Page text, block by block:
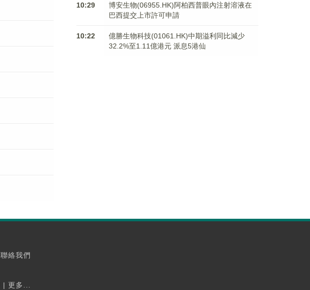
10:29
博安生物(06955.HK)阿柏西普眼內注射溶液在
巴西提交上市許可申請
10:22
億勝生物科技(01061.HK)中期溢利同比減少
32.2%至1.11億港元 派息5港仙
聯絡我們
| 更多...